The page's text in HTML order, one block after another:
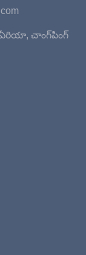
ఏరియా, చాంగ్‌పింగ్